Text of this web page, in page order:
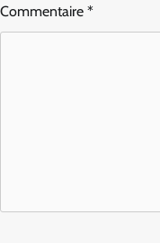
Commentaire *